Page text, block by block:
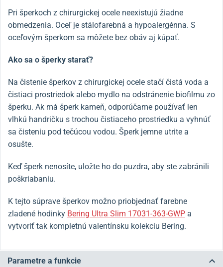
Pri šperkoch z chirurgickej ocele neexistujú žiadne
obmedzenia. Oceľ je stálofarebná a hypoalergénna. S
oceľovým šperkom sa môžete bez obáv aj kúpať.
Ako sa o šperky starať?
Na čistenie šperkov z chirurgickej ocele stačí čistá voda a
čistiaci prostriedok alebo mydlo na odstránenie biofilmu zo
šperku. Ak má šperk kameň, odporúčame používať len
vlhkú handričku s trochou čistiaceho prostriedku a vyhnúť
sa čisteniu pod tečúcou vodou. Šperk jemne utrite a
osušte.
Keď šperk nenosíte, uložte ho do puzdra, aby ste zabránili
poškriabaniu.
K tejto súprave šperkov možno priobjednať farebne
zladené hodinky Bering Ultra Slim 17031-363-GWP a
vytvoriť tak kompletnú valentínsku kolekciu Bering.
Parametre a funkcie